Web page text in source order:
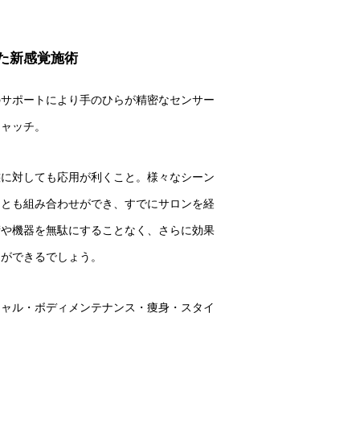
新感覚施術
ポートにより手のひらが精密なセンサー
ッチ。
対しても応用が利くこと。様々なシーン
も組み合わせができ、すでにサロンを経
機器を無駄にすることなく、さらに効果
できるでしょう。
ル・ボディメンテナンス・痩身・スタイ